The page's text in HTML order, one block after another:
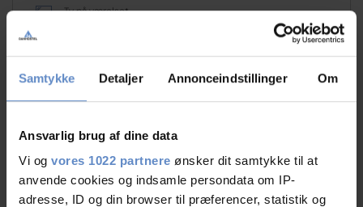
Samtykke Detaljer Annonceindstillinger Om
Ansvarlig brug af dine data
Vi og vores 1022 partnere ønsker dit samtykke til at
anvende cookies og indsamle persondata om IP-
adresse, ID og din browser til præferencer, statistik og
Tv på værelset
Læs mere
RATINGS